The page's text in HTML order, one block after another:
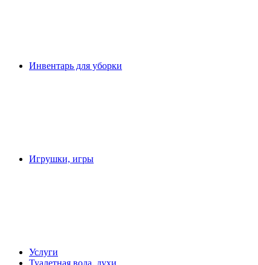
Инвентарь для уборки
Игрушки, игры
Услуги
Туалетная вода, духи